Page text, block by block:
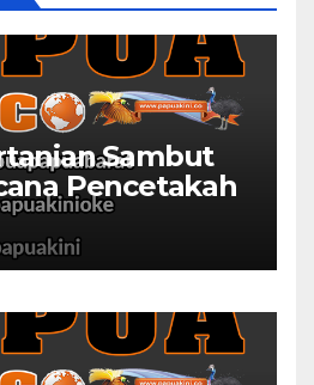
Sambut
Pencetakah
di Papua